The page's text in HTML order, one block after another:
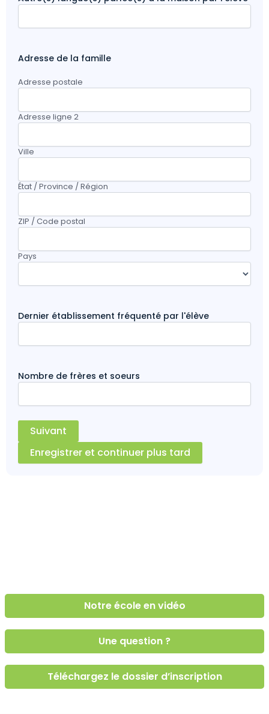
Adresse de la famille
Adresse postale
Adresse ligne 2
Ville
État / Province / Région
ZIP / Code postal
Pays
Dernier établissement fréquenté par l'élève
Nombre de frères et soeurs
Enregistrer et continuer plus tard
Notre école en vidéo
Une question ?
Téléchargez le dossier d’inscription